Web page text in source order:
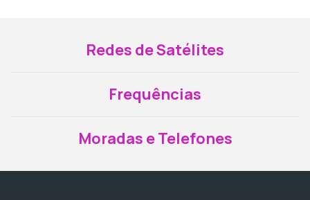
Redes de Satélites
Frequências
Moradas e Telefones